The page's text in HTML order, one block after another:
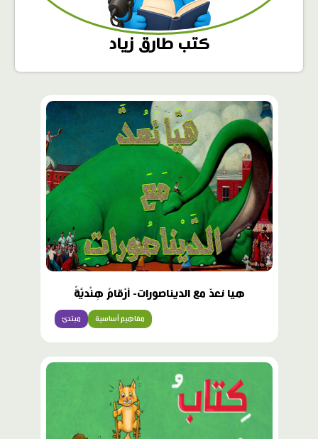
كتب طارق زياد
هيا نعدّ مع الديناصورات- أرْقامٌ هِنْديَّةٌ
مبتدئ مفاهيم أساسية